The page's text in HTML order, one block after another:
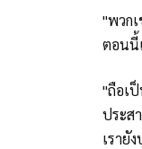
"พวก
ตอนนี้
"ถือเ
ประส
เรายั